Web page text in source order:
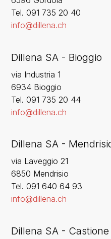
‍Tel. 091 735 20 40
info@dillena.ch
Dillena SA - Bioggio
via Industria 1
6934 Bioggio
Tel. 091 735 20 44
info@dillena.ch
Dillena SA -
via Laveggio 21
6850 Mendrisio
Tel. 091 640 64 93
info@dillena.ch
Dillena SA - Castione